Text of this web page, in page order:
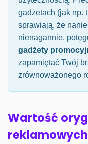
gadżetach (jak np.
sprawiają, że
nienagannie,
gadżety
zapamiętać Twój
zrównoważonego
Wartość
reklamowych